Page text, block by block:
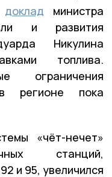
доклад министра
и развития
Никулина
топлива.
ограничения
регионе пока
«чёт-нечет»
станций,
и 95, увеличился